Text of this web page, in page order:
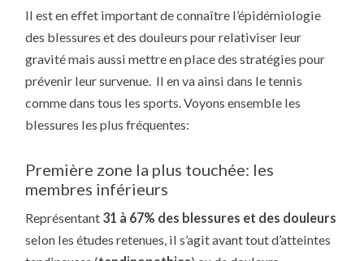
Il est en effet important de connaître l’épidémiologie
des blessures et des douleurs pour relativiser leur
gravité mais aussi mettre en place des stratégies pour
prévenir leur survenue. Il en va ainsi dans le tennis
comme dans tous les sports. Voyons ensemble les
blessures les plus fréquentes:
Première zone la plus touchée: les
membres inférieurs
Représentant 31 à 67% des blessures et des douleurs
selon les études retenues, il s’agit avant tout d’atteintes